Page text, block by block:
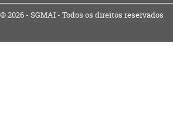
© 2026 - SGMAI - Todos os direitos reservados